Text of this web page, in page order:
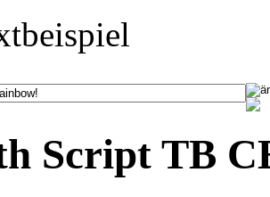
Script TB